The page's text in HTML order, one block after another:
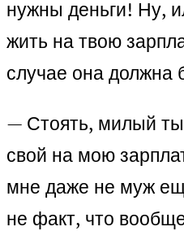
нужны деньги! Ну,
жить на твою
случае она должна
— Стоять, милый
свой на мою
мне даже не муж
не факт, что